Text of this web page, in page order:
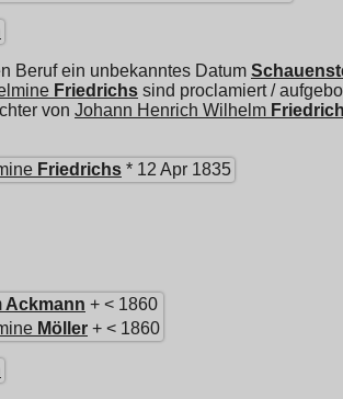
Beruf ein unbekanntes Datum
Friedrichs sind proclamiert /
von Johann Henrich Wilhelm
Friedrichs * 12 Apr 1835
Ackmann + < 1860
Möller + < 1860